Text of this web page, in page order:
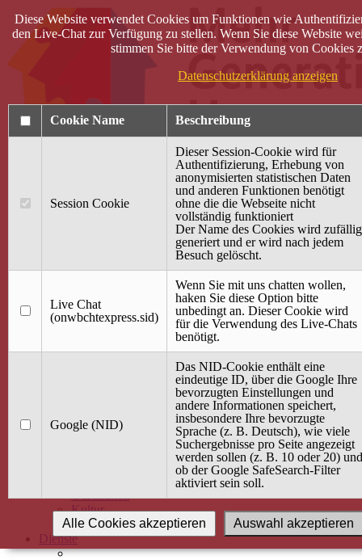
40 Jahre Mütterzentrum
Terminkalender
Gemeinsam aktiv
Gemeinsam unterwegs
wirFAIRändern
Angebot / Kurs suchen
Babybauch & Elternschaft
Gesundheit
Kultur
Alle Kurse
Dienste
Diese Website verwendet Cookies um Funktionen wie
den Live-Chat zur Verfügung zu stellen. Wenn Sie diese Website
stimmen Sie bitte der Verwendung von Cookies
Datenschutzerklärung anzeigen
Cookie Name Beschreibung
Session Cookie
Dieser Session-Cookie wird für
Authentifizierung, Erhebung von
anonymisierten statistischen Daten
und anderen Funktionen benötigt
ohne die die Webseite nicht
vollständig funktioniert
Der Name des Cookies wird zufällig
generiert und er wird nach jedem
Besuch gelöscht.
Live Chat
(onwbchtexpress.sid)
Wenn Sie mit uns chatten wollen,
haken Sie diese Option bitte
unbedingt an. Dieser Cookie wird
für die Verwendung des Live-Chats
benötigt.
Google (NID)
Das NID-Cookie enthält eine
eindeutige ID, über die Google Ihre
bevorzugten Einstellungen und
andere Informationen speichert,
insbesondere Ihre bevorzugte
Sprache (z. B. Deutsch), wie viele
Suchergebnisse pro Seite angezeigt
werden sollen (z. B. 10 oder 20) und
ob der Google SafeSearch-Filter
aktiviert sein soll.
Auswahl akzeptieren
Alle Cookies akzeptieren